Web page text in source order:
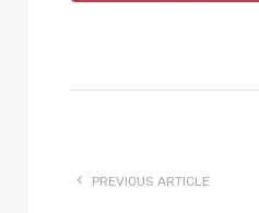
PREVIOUS ARTICLE